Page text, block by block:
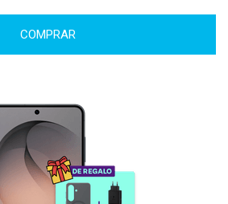
COMPRAR